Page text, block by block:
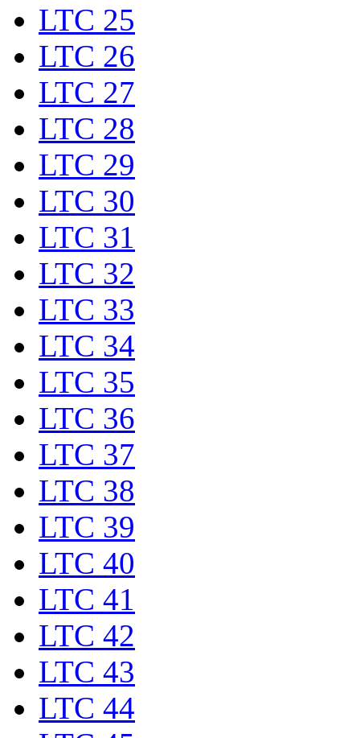
LTC 25
LTC 26
LTC 27
LTC 28
LTC 29
LTC 30
LTC 31
LTC 32
LTC 33
LTC 34
LTC 35
LTC 36
LTC 37
LTC 38
LTC 39
LTC 40
LTC 41
LTC 42
LTC 43
LTC 44